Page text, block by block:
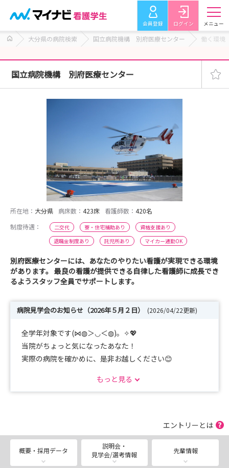
会員登録 ログイン メニュー
大分県の病院検索 国立病院機構 別府医療センター 働く環境
国立病院機構 別府医療センター
所在地： 大分県 病床数： 423床 看護師数： 420名
制度待遇：
二交代 寮・住宅補助あり
資格支援あり
退職金制度あり
託児所あり マイカー通勤OK
別府医療センターには、あなたのやりたい看護が実現できる環境
があります。 最良の看護が提供できる自律した看護師に成長でき
るようスタッフ全員でサポートします。
病院見学会のお知らせ（2026年５月２日） (2026/04/22更新)
全学年対象です(⋈◍＞◡＜◍)。✧💖
当院がちょっと気になったあなた！
実際の病院を確かめに、是非お越しください😊
【内容】
🎶施設の概要説明
✨病棟見学
もっと見る
エントリーとは
概要・採用データ
説明会・
見学会/選考情報
先輩情報